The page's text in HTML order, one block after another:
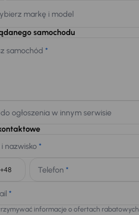
markę i model
samochodu
samochód *
ogłoszenia w innym serwisie
nazwisko *
Telefon *
*
informacje o ofertach rabatowych